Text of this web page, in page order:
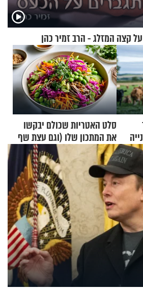
קצה המזלג - הרב זמיר כהן
סלט האטריות שכולם יבקשו
את המתכון שלו (וגם עצת שף
להגשת הרוטב)